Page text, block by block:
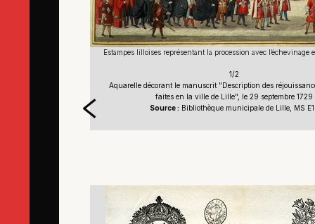
Estampes lilloises représentant la procession avec l’échevinage
1/2
Aquarelle décorant le manuscrit "Description des
faites en la ville de Lille", le 29 septembre 1729
Source : Bibliothèque municipale de Lille, MS